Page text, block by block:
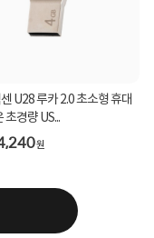
U28 루카 2.0 초소형 휴대
초경량 US...
원